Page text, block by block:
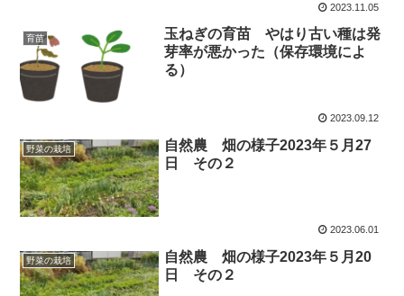
2023.11.05
育苗
玉ねぎの育苗 やはり古い種は発
芽率が悪かった（保存環境によ
る）
2023.09.12
野菜の栽培
自然農 畑の様子2023年５月27
日 その２
2023.06.01
野菜の栽培
自然農 畑の様子2023年５月20
日 その２